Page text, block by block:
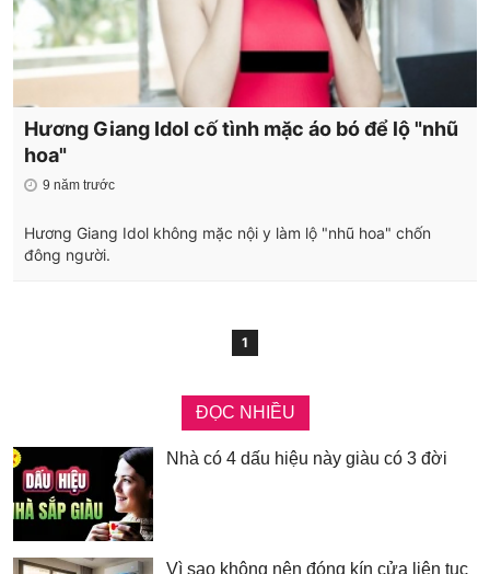
Hương Giang Idol cố tình mặc áo bó để lộ "nhũ
hoa"
9 năm trước
Hương Giang Idol không mặc nội y làm lộ "nhũ hoa" chốn
đông người.
1
ĐỌC NHIỀU
Nhà có 4 dấu hiệu này giàu có 3 đời
Vì sao không nên đóng kín cửa liên tục